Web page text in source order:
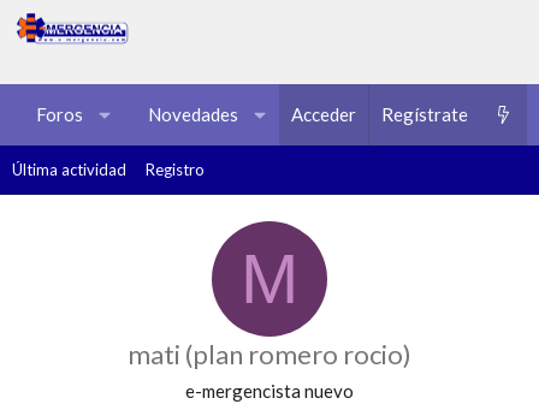
Foros Novedades Multimedia Recursos
Acceder Regístrate
Última actividad Registro
M
mati (plan romero rocio)
e-mergencista nuevo